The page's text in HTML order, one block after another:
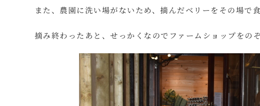
また、農園に洗い場がないため、摘んだベリーをその場で
摘み終わったあと、せっかくなのでファームショップをの